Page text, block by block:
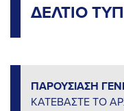
ΔΕΛΤΙΟ
ΠΑΡΟΥΣΙΑΣΗ
ΚΑΤΕΒΑΣΤΕ ΤΟ